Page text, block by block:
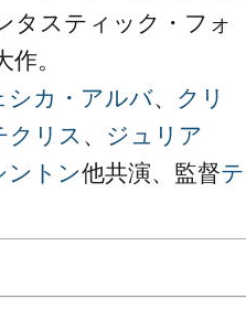
タスティック・フォ
。
シカ・アルバ、 クリ
クリス 、 ジュリア
ントン他共演、監督テ